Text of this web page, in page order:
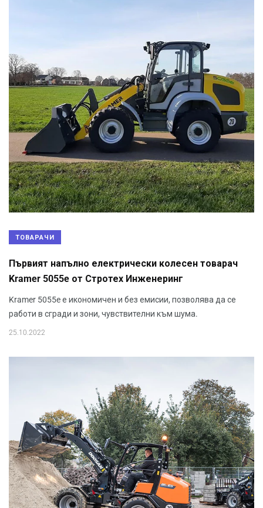
ТОВАРАЧИ
Първият напълно електрически колесен товарач
Kramer 5055e от Стротех Инженеринг
Kramer 5055e е икономичен и без емисии, позволява да се
работи в сгради и зони, чувствителни към шума.
25.10.2022